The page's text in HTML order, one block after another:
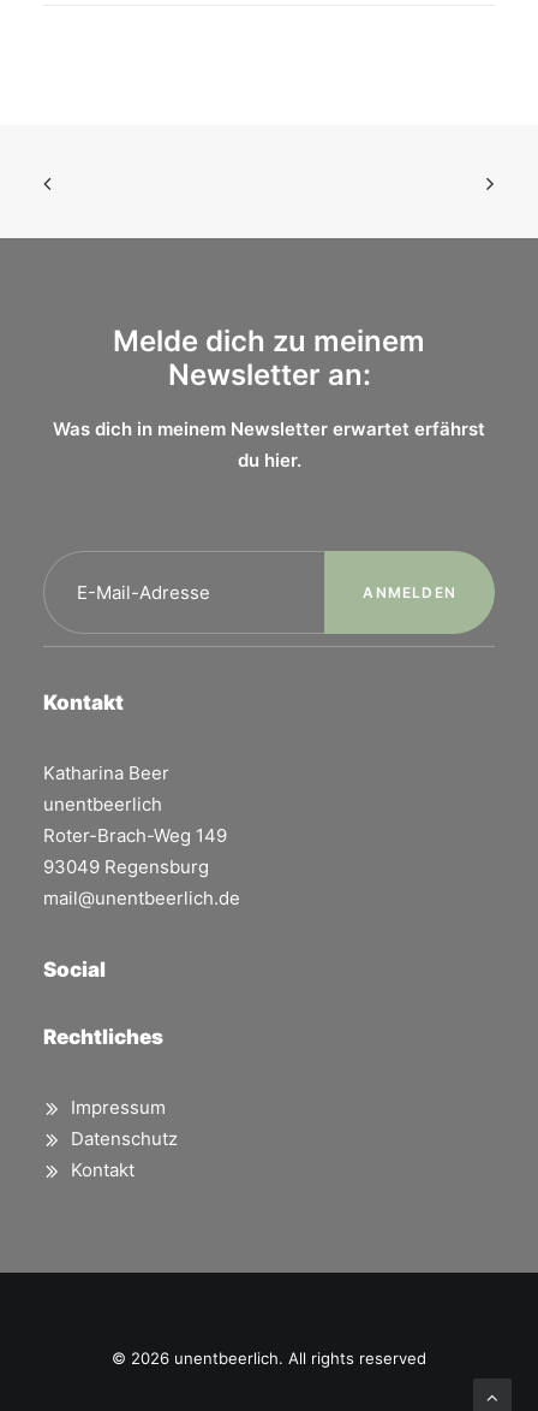
Melde dich zu meinem
Newsletter an:
Was dich in meinem Newsletter erwartet erfährst
du hier.
Kontakt
Katharina Beer
unentbeerlich
Roter-Brach-Weg 149
93049 Regensburg
mail@unentbeerlich.de
Social
Rechtliches
Impressum
Datenschutz
Kontakt
© 2026 unentbeerlich. All rights reserved